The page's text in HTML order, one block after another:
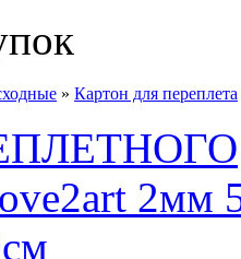
» Картон для переплета